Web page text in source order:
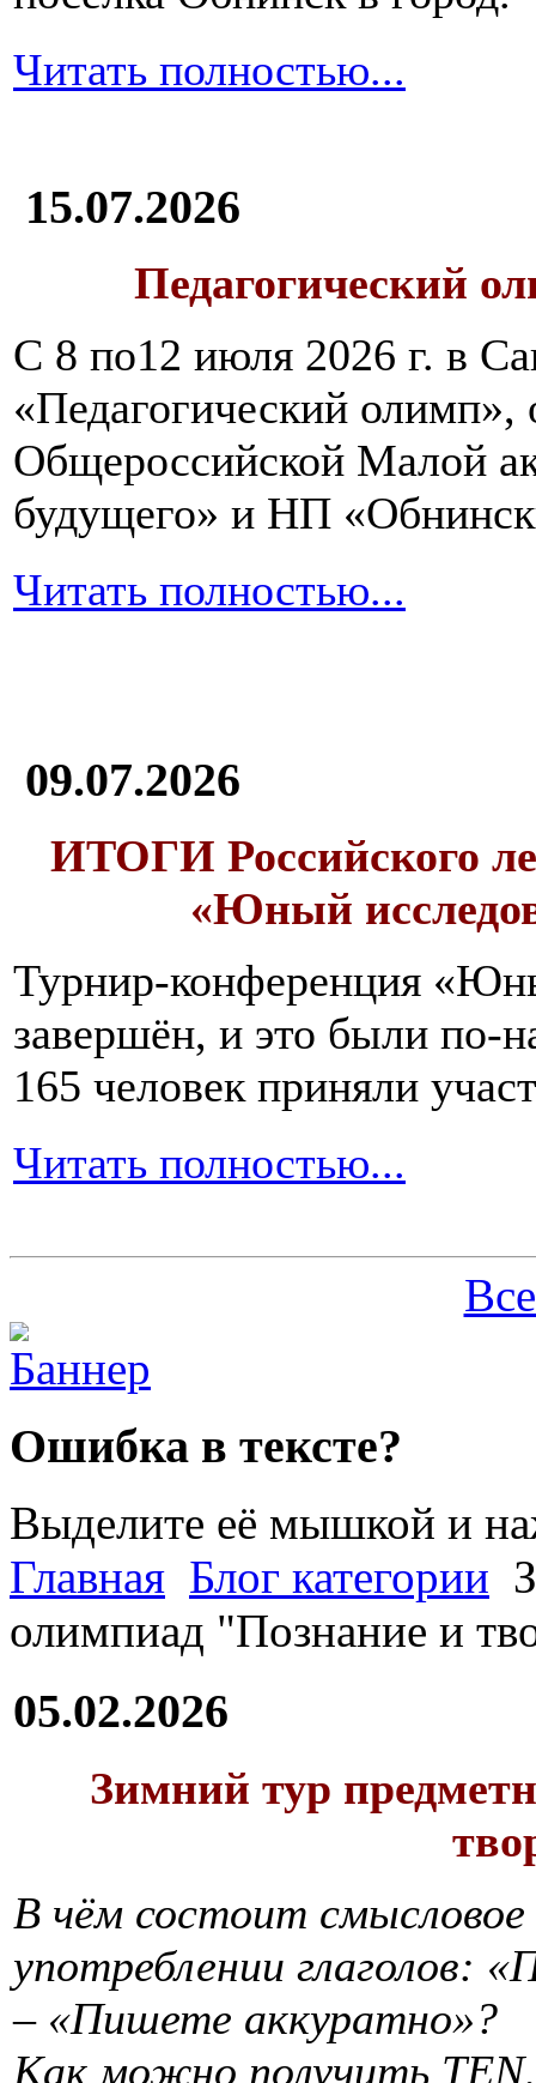
Читать полностью...
15.07.2026
Педагогический
С 8 по12 июля 2026 г. в
«Педагогический олимп»,
Общероссийской Малой
будущего» и НП
Читать полностью...
09.07.2026
ИТОГИ Российского
«Юный
Турнир-конференция
завершён, и это были по-
165 человек приняли
Читать полностью...
Ошибка в тексте?
Выделите её мышкой и
Главная Блог категории
олимпиад "Познание и
05.02.2026
Зимний тур
В чём состоит смысловое
употреблении глаголов:
– «Пишете аккуратно»?
Как можно получить